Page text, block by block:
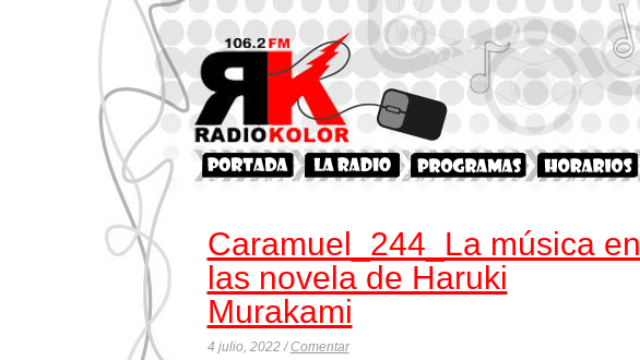
Caramuel_244_La música en
las novela de Haruki
Murakami
4 julio, 2022 /Comentar